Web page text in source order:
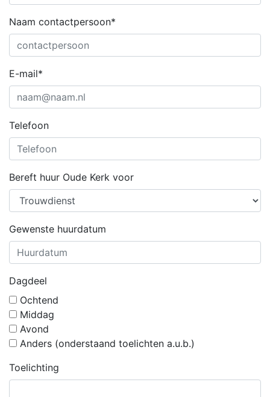
Naam contactpersoon*
E-mail*
Telefoon
Bereft huur Oude Kerk voor
Gewenste huurdatum
Dagdeel
Ochtend
Middag
Avond
Anders (onderstaand toelichten a.u.b.)
Toelichting